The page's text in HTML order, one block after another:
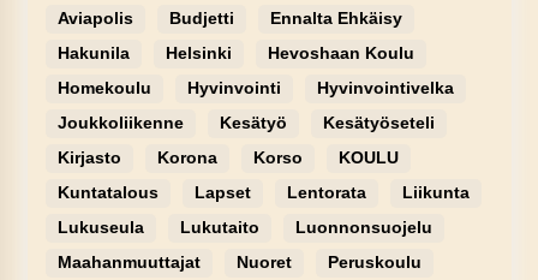
Aviapolis Budjetti
Ennalta Ehkäisy
Hakunila
Helsinki
Hevoshaan Koulu
Homekoulu
Hyvinvointi
Hyvinvointivelka
Joukkoliikenne
Kesätyö
Kesätyöseteli
Kirjasto
Korona Korso
KOULU
Kuntatalous
Lapset Lentorata
Liikunta
Lukuseula
Lukutaito
Luonnonsuojelu
Maahanmuuttajat
Nuoret Peruskoulu